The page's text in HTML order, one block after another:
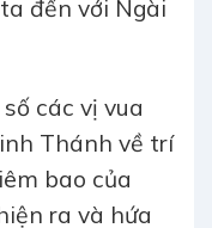
đến với Ngài
các vị vua
Thánh về trí
bao của
ra và hứa